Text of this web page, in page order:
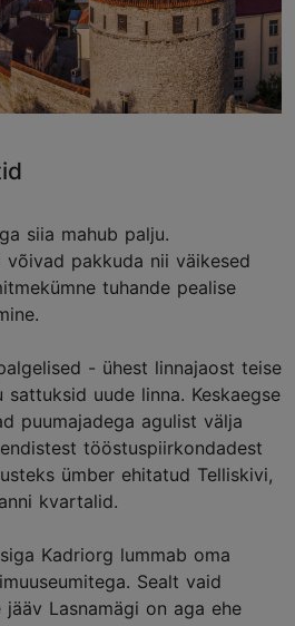
siia mahub palju.
võivad pakkuda nii väikesed
tuhande pealise
- ühest linnajaost teise
uude linna. Keskaegse
puumajadega agulist välja
tööstuspiirkondadest
ümber ehitatud Telliskivi,
kvartalid.
Kadriorg lummab oma
Sealt vaid
Lasnamägi on aga ehe